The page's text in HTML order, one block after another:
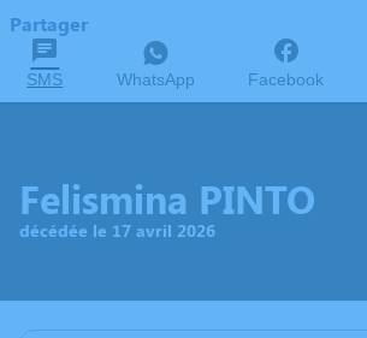
Partager
SMS WhatsApp Facebook
Felismina PINTO
décédée le 17 avril 2026